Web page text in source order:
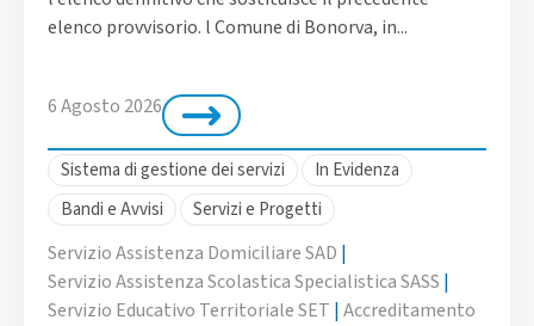
elenco provvisorio. l Comune di Bonorva, in...
6 Agosto 2026
Sistema di gestione dei servizi
In Evidenza
Bandi e Avvisi
Servizi e Progetti
Servizio Assistenza Domiciliare SAD |
Servizio Assistenza Scolastica Specialistica SASS |
Servizio Educativo Territoriale SET |Accreditamento